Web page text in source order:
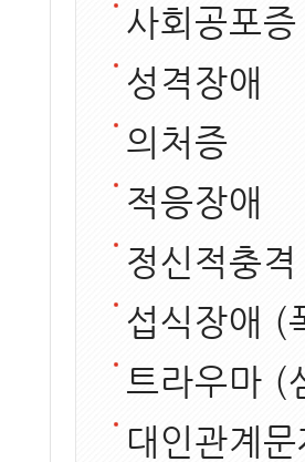
사회공포증
성격장애
의처증
적응장애
정신적충격
섭식장애 (
트라우마 (
대인관계